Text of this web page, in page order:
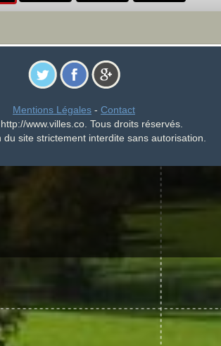
Mentions Légales - Contact
www.villes.co. Tous droits réservés.
du site strictement interdite sans autorisation.